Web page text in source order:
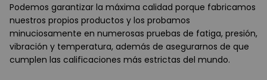
Podemos garantizar la máxima calidad porque fabricamos
nuestros propios productos y los probamos
minuciosamente en numerosas pruebas de fatiga, presión,
vibración y temperatura, además de asegurarnos de que
cumplen las calificaciones más estrictas del mundo.